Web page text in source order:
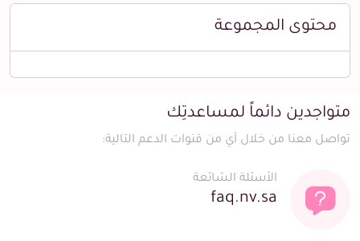
محتوى المجموعة
متواجدين دائماً لمساعدتِك
تواصل معنا من خلال أي من قنوات الدعم التالية:
الأسئلة الشائعة
faq.nv.sa